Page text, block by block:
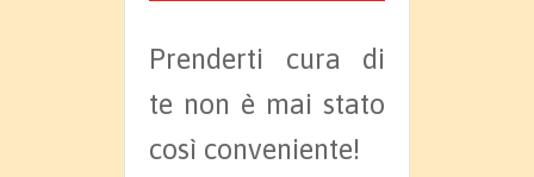
Prenderti cura di
te non è mai stato
così conveniente!